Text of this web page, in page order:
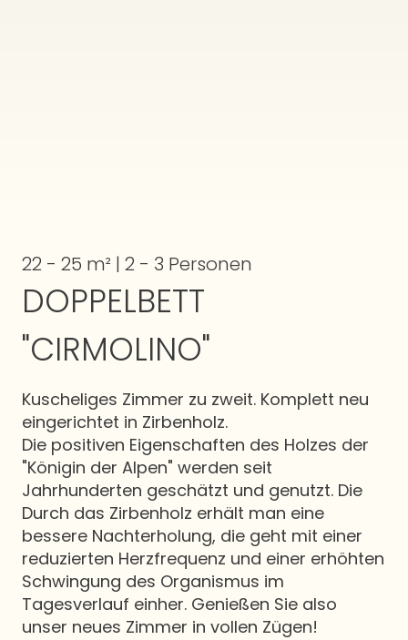
22 - 25 m² | 2 - 3 Personen
DOPPELBETT
"CIRMOLINO"
Kuscheliges Zimmer zu zweit. Komplett neu
eingerichtet in Zirbenholz.
Die positiven Eigenschaften des Holzes der
"Königin der Alpen" werden seit
Jahrhunderten geschätzt und genutzt. Die
Durch das Zirbenholz erhält man eine
bessere Nachterholung, die geht mit einer
reduzierten Herzfrequenz und einer erhöhten
Schwingung des Organismus im
Tagesverlauf einher. Genießen Sie also
unser neues Zimmer in vollen Zügen!